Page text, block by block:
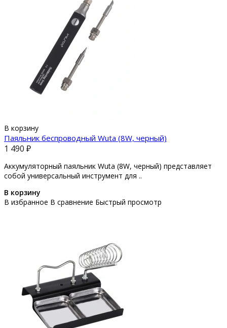
В корзину
Паяльник беспроводный Wuta (8W, черный)
1 490 ₽
Аккумуляторный паяльник Wuta (8W, черный) представляет
собой универсальный инструмент для ..
В корзину
В избранное В сравнение Быстрый просмотр